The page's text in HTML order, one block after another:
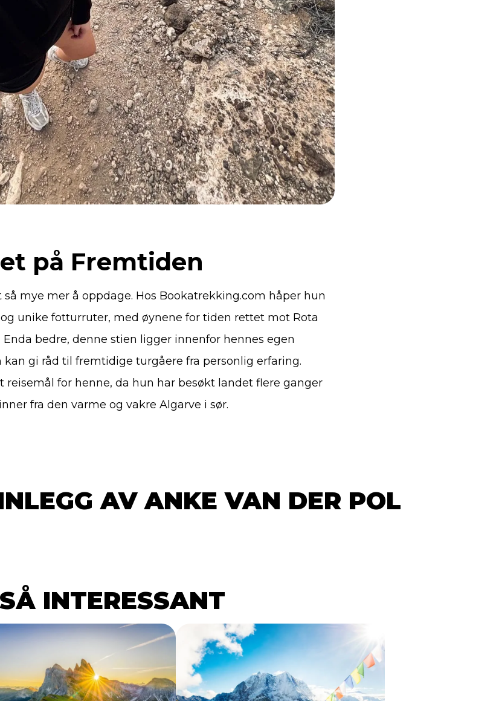
på Fremtiden
mye mer å oppdage. Hos Bookatrekking.com håper hun
unike fotturruter, med øynene for tiden rettet mot Rota
Enda bedre, denne stien ligger innenfor hennes egen
kan gi råd til fremtidige turgåere fra personlig erfaring.
reisemål for henne, da hun har besøkt landet flere ganger
fra den varme og vakre Algarve i sør.
AV ANKE VAN DER POL
INTERESSANT